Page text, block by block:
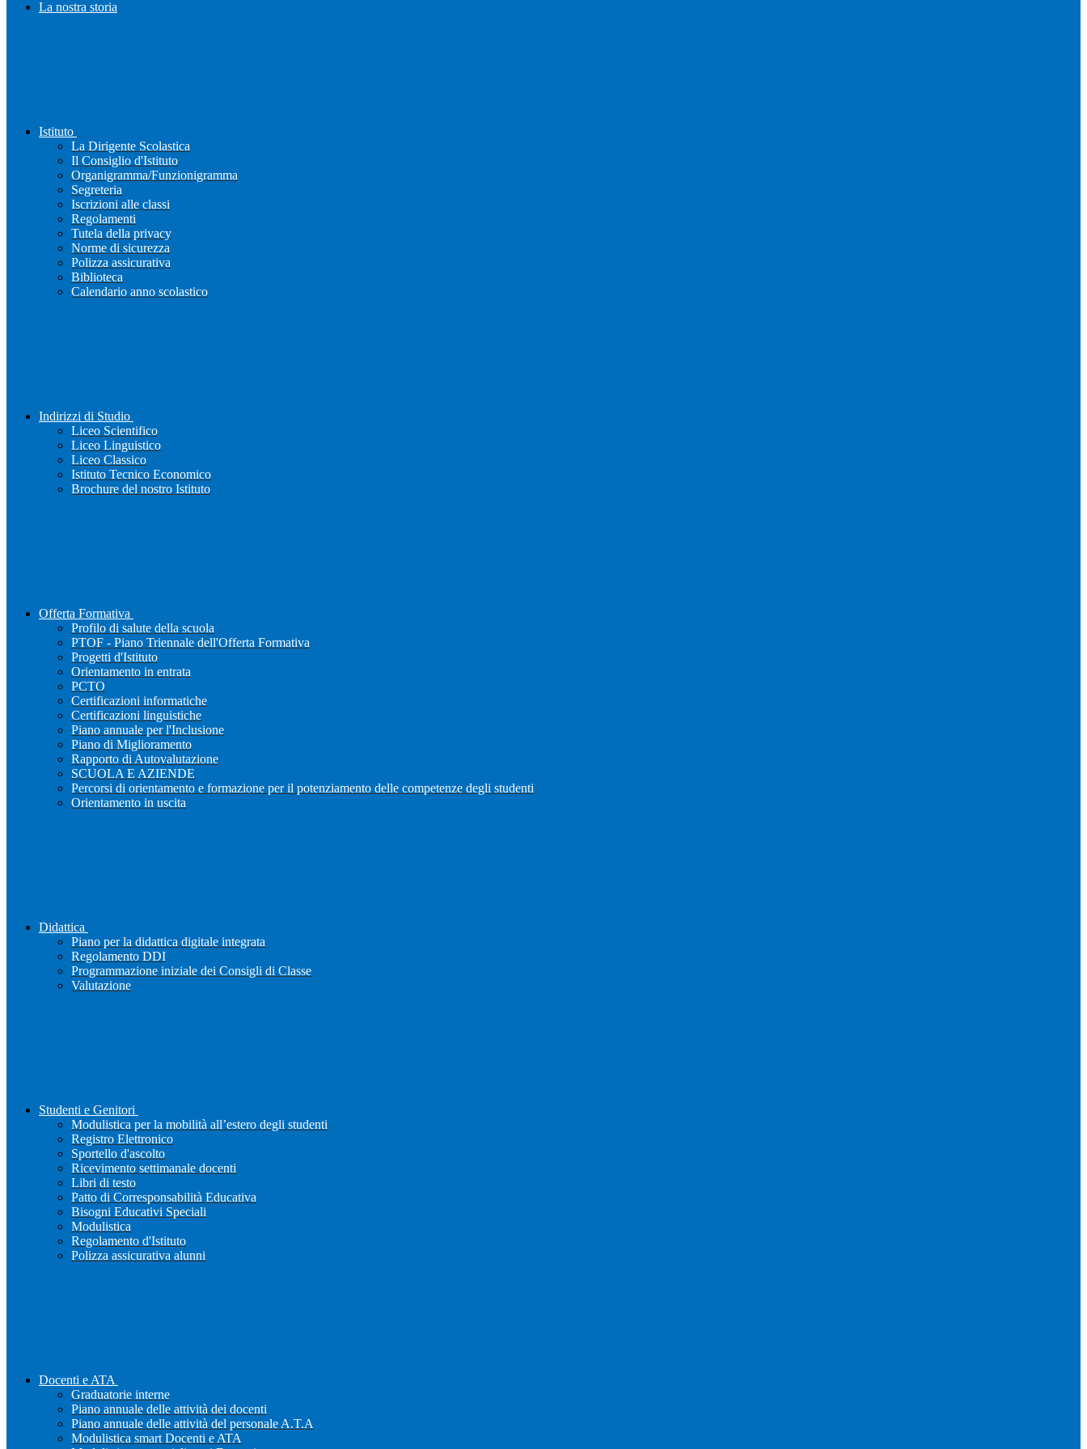
La nostra storia
Istituto
La Dirigente Scolastica
Il Consiglio d'Istituto
Organigramma/Funzionigramma
Segreteria
Iscrizioni alle classi
Regolamenti
Tutela della privacy
Norme di sicurezza
Polizza assicurativa
Biblioteca
Calendario anno scolastico
Indirizzi di Studio
Liceo Scientifico
Liceo Linguistico
Liceo Classico
Istituto Tecnico Economico
Brochure del nostro Istituto
Offerta Formativa
Profilo di salute della scuola
PTOF - Piano Triennale dell'Offerta Formativa
Progetti d'Istituto
Orientamento in entrata
PCTO
Certificazioni informatiche
Certificazioni linguistiche
Piano annuale per l'Inclusione
Piano di Miglioramento
Rapporto di Autovalutazione
SCUOLA E AZIENDE
Percorsi di orientamento e formazione per il potenziamento delle competenze degli studenti
Orientamento in uscita
Didattica
Piano per la didattica digitale integrata
Regolamento DDI
Programmazione iniziale dei Consigli di Classe
Valutazione
Studenti e Genitori
Modulistica per la mobilità all’estero degli studenti
Registro Elettronico
Sportello d'ascolto
Ricevimento settimanale docenti
Libri di testo
Patto di Corresponsabilità Educativa
Bisogni Educativi Speciali
Modulistica
Regolamento d'Istituto
Polizza assicurativa alunni
Docenti e ATA
Graduatorie interne
Piano annuale delle attività dei docenti
Piano annuale delle attività del personale A.T.A
Modulistica smart Docenti e ATA